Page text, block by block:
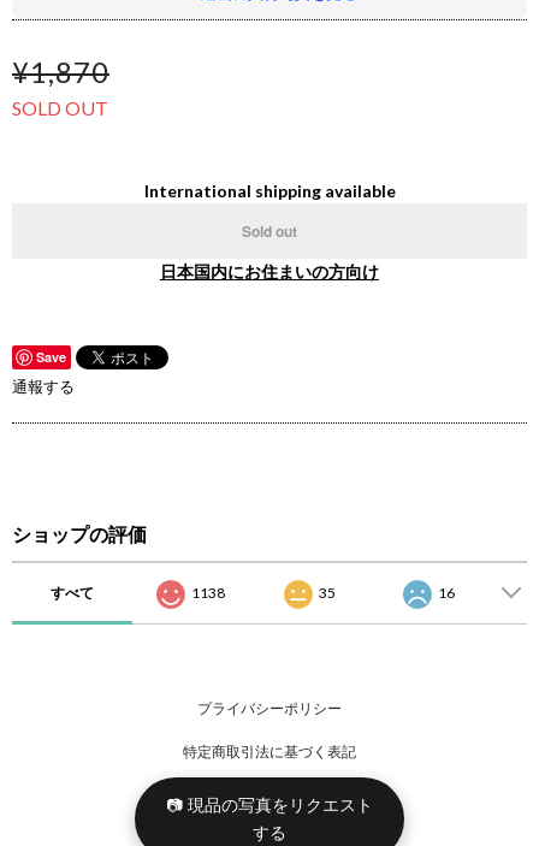
¥1,870
SOLD OUT
International shipping available
Sold out
日本国内にお住まいの方向け
Save
通報する
ショップの評価
すべて 1138 35 16
プライバシーポリシー
特定商取引法に基づく表記
📷 現品の写真をリクエスト
する